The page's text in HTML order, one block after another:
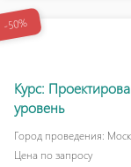
-50%
Курс:
уровень
Город проведения:
Цена по запросу